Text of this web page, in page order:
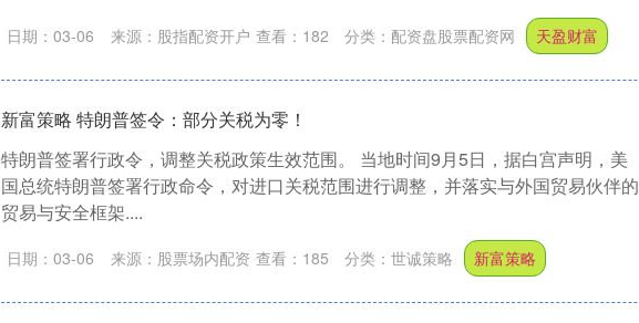
日期：03-06 来源：股指配资开户 查看： 182 分类： 配资盘股票配资网 天盈财富
新富策略 特朗普签令：部分关税为零！
特朗普签署行政令，调整关税政策生效范围。 当地时间9月5日，据白宫声明，美
国总统特朗普签署行政命令，对进口关税范围进行调整，并落实与外国贸易伙伴的
贸易与安全框架....
日期：03-06 来源：股票场内配资 查看： 185 分类： 世诚策略 新富策略